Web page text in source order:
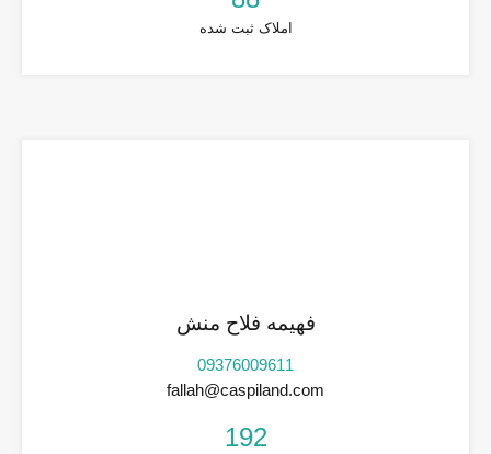
املاک ثبت شده
فهیمه فلاح منش
09376009611
fallah@caspiland.com
192